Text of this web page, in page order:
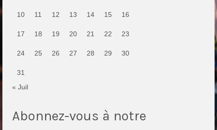
10 11 12 13 14 15 16
17 18 19 20 21 22 23
24 25 26 27 28 29 30
31
« Juil
Abonnez-vous à notre